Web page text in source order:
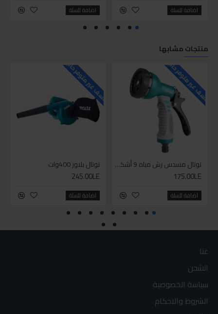
اضافة للسلة اضافة للسلة
منتجات مشابها
للاسف غير متوفر حاليا
توتال مسدس رش مياه 9 أشكال
175.00LE
اضافة للسلة
للاسف غير متوفر حاليا
توتال بلاور 400وات
245.00LE
اضافة للسلة
عنا
الشحن
سياسة الخصوصية
الشروط والاحكام